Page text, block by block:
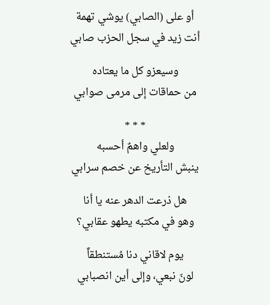
أو على (الصابي) يوشي تهمة
أنت زيد في سجل الحزب صابي
وسيعزو كل ما يعتاده
من حماقات إلى مرمى صوابي
* * *
ولعلي واهمٌ أحسبه
ينبش التأريخ عن خصم سرابي
هل ذرعت الدهر عنه يا أنا
وهو في مكتبه يطهو عقابي؟
يوم لاقاني دنا مُستنطقاً
لونَ نبعي، وإلى أين انصبابي